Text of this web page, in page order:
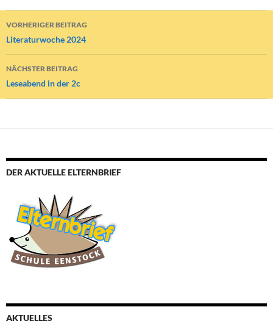
Beitragsnavigation
VORHERIGER BEITRAG
Literaturwoche 2024
NÄCHSTER BEITRAG
Leseabend in der 2c
DER AKTUELLE ELTERNBRIEF
AKTUELLES